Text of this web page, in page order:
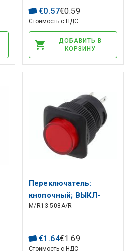
ТНТ; высота=7мм
€0.57€0.59
Стоимость с НДС
ДОБАВИТЬ В
КОРЗИНУ
Переключатель:
кнопочный; ВЫКЛ-
(ВКЛ)
SPST-NO, Ø16мм,
M/R13-508A/R
€1 .64€1 .69
Стоимость с НДС